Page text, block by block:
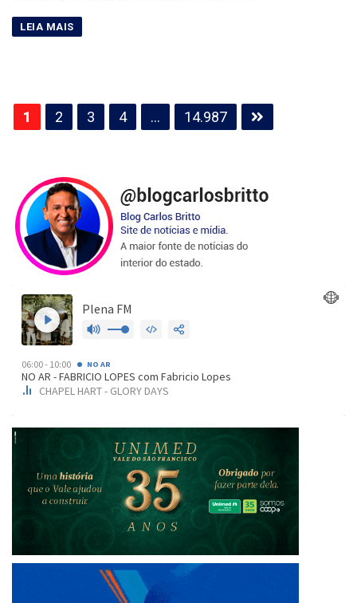
Paginação
de
1 2 3 4 … 14.987